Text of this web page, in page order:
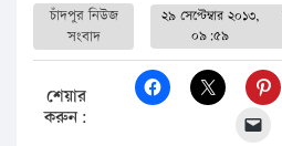
চাঁদপুর নিউজ
সংবাদ
২৯ সেপ্টেম্বার ২০১৩,
০৯:৫৯
শেয়ার
করুন: